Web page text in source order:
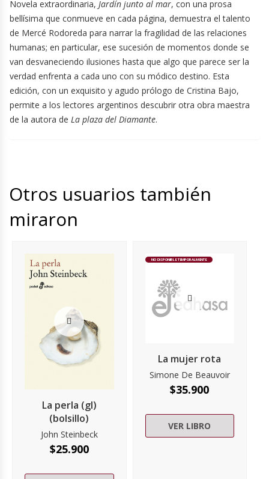
Novela extraordinaria, Jardín junto al mar, con una prosa
bellísima que conmueve en cada página, demuestra el talento
de Mercé Rodoreda para narrar la fragilidad de las relaciones
humanas; en particular, ese sucesión de momentos donde se
van desvaneciendo ilusiones hasta que algo que parece ser la
verdad enfrenta a cada uno con su módico destino. Esta
edición, con un exquisito y agudo prólogo de Cristina Bajo,
permite a los lectores argentinos descubrir otra obra maestra
de la autora de La plaza del Diamante.
Otros usuarios también
miraron
La perla (gl)
(bolsillo)
John Steinbeck
$25.900
NO DISPONIBLE TEMPORALMENTE
La mujer rota
Simone De Beauvoir
$35.900
VER LIBRO